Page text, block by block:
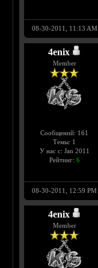
08-30-2011, 11:13 AM
4enix
Member
Сообщений: 161
Темы: 1
У нас с: Jan 2011
Рейтинг: 6
08-30-2011, 12:59 PM
4enix
Member